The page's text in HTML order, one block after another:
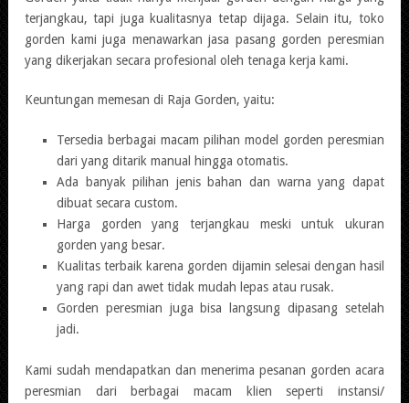
terjangkau, tapi juga kualitasnya tetap dijaga. Selain itu, toko
gorden kami juga menawarkan jasa pasang gorden peresmian
yang dikerjakan secara profesional oleh tenaga kerja kami.
Keuntungan memesan di Raja Gorden, yaitu:
Tersedia berbagai macam pilihan model gorden peresmian
dari yang ditarik manual hingga otomatis.
Ada banyak pilihan jenis bahan dan warna yang dapat
dibuat secara custom.
Harga gorden yang terjangkau meski untuk ukuran
gorden yang besar.
Kualitas terbaik karena gorden dijamin selesai dengan hasil
yang rapi dan awet tidak mudah lepas atau rusak.
Gorden peresmian juga bisa langsung dipasang setelah
jadi.
Kami sudah mendapatkan dan menerima pesanan gorden acara
peresmian dari berbagai macam klien seperti instansi/